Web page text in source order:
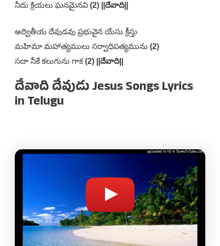
నీదు క్రియలు ఘనమైనవి (2) ||దేవాది||
అద్వితీయ దేవుడవు ప్రభువైన యేసు క్రీస్తు
మహిమా మహాత్యములు సర్వాధిపత్యమును (2)
సదా నీకే కలుగును గాక(2) ||దేవాది||
దేవాది దేవుడు Jesus Songs Lyrics
in Telugu